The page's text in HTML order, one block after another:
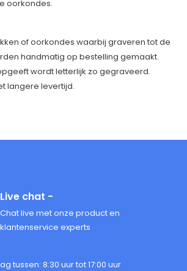
oorkondes.
of oorkondes waarbij graveren tot de
handmatig op bestelling gemaakt.
wordt letterlijk zo gegraveerd.
langere levertijd.
Live chat -
Chat live met onze product en
klantenservice experts
tussen: 8:30 uur tot 17:00 uur